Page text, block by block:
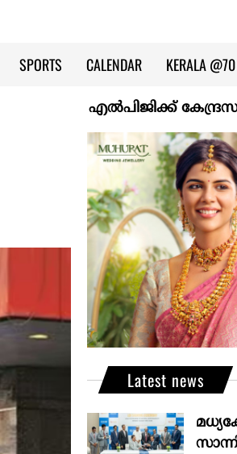
SPORTS CALENDAR KERALA @70
എല്‍പിജിക്ക്
Latest news